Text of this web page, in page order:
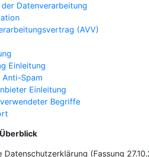
Datenverarbeitung
(AVV)
Einleitung
Anti-Spam
Einleitung
Begriffe
Datenschutzerklärung (Fassung